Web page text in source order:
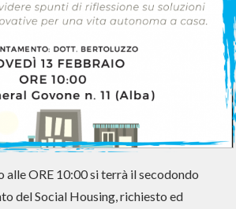
ORE 10:00 si terrà il secodondo
del Social Housing, richiesto ed